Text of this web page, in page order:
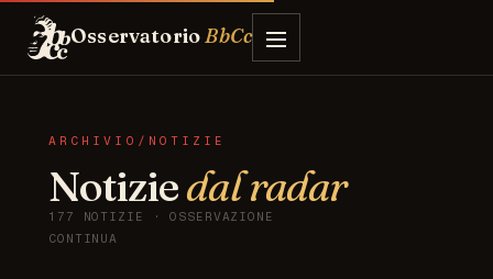
OsservatorioBbCc
ARCHIVIO/NOTIZIE
Notiziedal radar
177 NOTIZIE · OSSERVAZIONE
CONTINUA